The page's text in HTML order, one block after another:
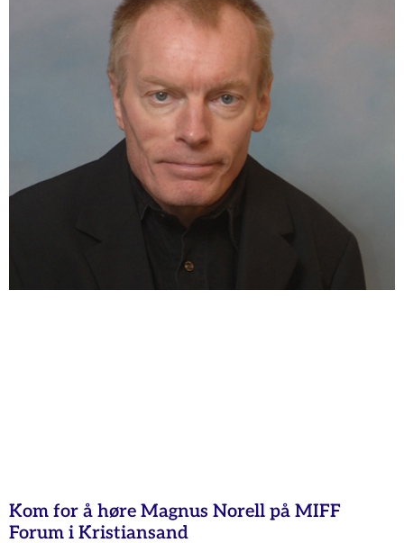
Kom for å høre Magnus Norell på MIFF
Forum i Kristiansand